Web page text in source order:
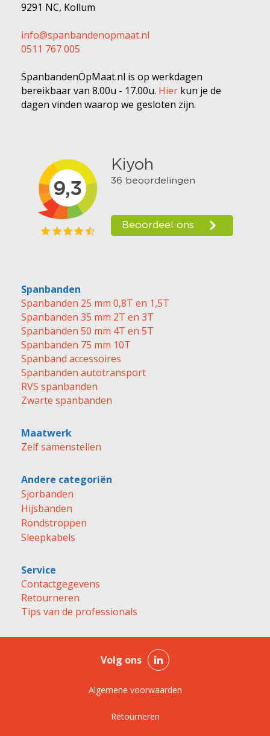
9291 NC, Kollum
info@spanbandenopmaat.nl
0511 767 005
SpanbandenOpMaat.nl is op werkdagen
bereikbaar van 8.00u - 17.00u. Hier kun je de
dagen vinden waarop we gesloten zijn.
Spanbanden
Spanbanden 25 mm 0,8T en 1,5T
Spanbanden 35 mm 2T en 3T
Spanbanden 50 mm 4T en 5T
Spanbanden 75 mm 10T
Spanband accessoires
Spanbanden autotransport
RVS spanbanden
Zwarte spanbanden
Maatwerk
Zelf samenstellen
Andere categoriën
Sjorbanden
Hijsbanden
Rondstroppen
Sleepkabels
Service
Contactgegevens
Retourneren
Tips van de professionals
Volg ons
Algemene voorwaarden
Retourneren